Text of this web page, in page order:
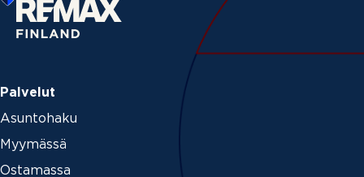
Palvelut
Asuntohaku
Myymässä
Ostamassa